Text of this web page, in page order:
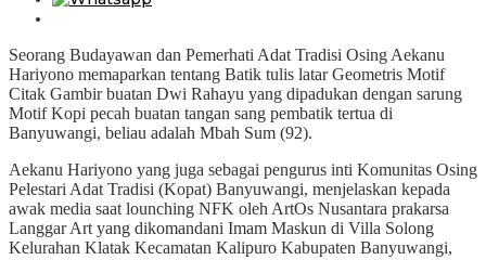
Seorang Budayawan dan Pemerhati Adat Tradisi Osing Aekanu
Hariyono memaparkan tentang Batik tulis latar Geometris Motif
Citak Gambir buatan Dwi Rahayu yang dipadukan dengan sarung
Motif Kopi pecah buatan tangan sang pembatik tertua di
Banyuwangi, beliau adalah Mbah Sum (92).
Aekanu Hariyono yang juga sebagai pengurus inti Komunitas Osing
Pelestari Adat Tradisi (Kopat) Banyuwangi, menjelaskan kepada
awak media saat lounching NFK oleh ArtOs Nusantara prakarsa
Langgar Art yang dikomandani Imam Maskun di Villa Solong
Kelurahan Klatak Kecamatan Kalipuro Kabupaten Banyuwangi,